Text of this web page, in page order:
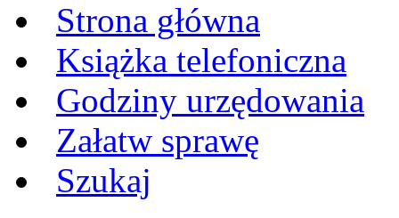
Strona główna
Książka telefoniczna
Godziny urzędowania
Załatw sprawę
Szukaj